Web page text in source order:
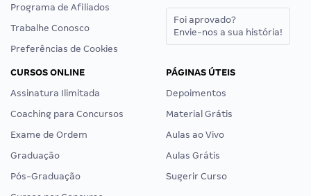
Programa de Afiliados
Trabalhe Conosco
Preferências de Cookies
Foi aprovado?
Envie-nos a sua história!
CURSOS ONLINE
Assinatura Ilimitada
Coaching para Concursos
Exame de Ordem
Graduação
Pós-Graduação
PÁGINAS ÚTEIS
Depoimentos
Material Grátis
Aulas ao Vivo
Aulas Grátis
Sugerir Curso